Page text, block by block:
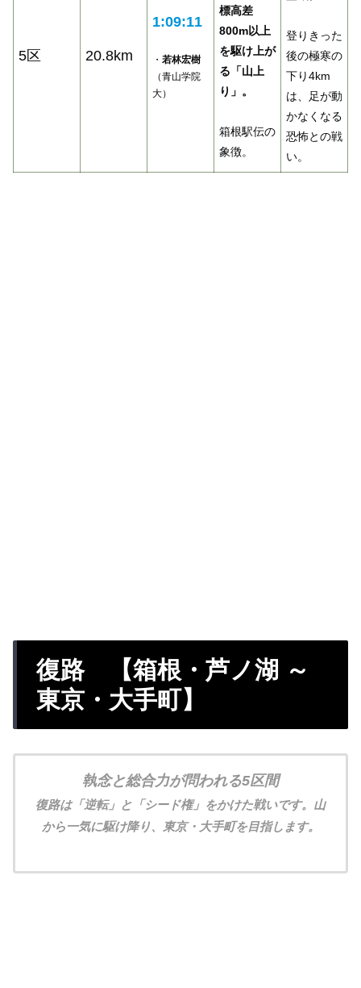
5区 20.8km
1:09:11
・ 若林宏樹
（青山学院
大）
標高差
800m以上
を駆け上が
る「山上
り」。
箱根駅伝の
象徴。
登りきった
後の極寒の
下り4km
は、足が動
かなくなる
恐怖との戦
い。
復路 【箱根・芦ノ湖 ～
東京・大手町】
執念と総合力が問われる5区間
復路は「逆転」と「シード権」をかけた戦いです。山
から一気に駆け降り、東京・大手町を目指します。